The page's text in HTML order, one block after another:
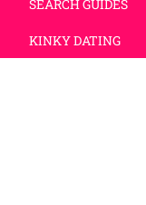
SEARCH GUIDES
KINKY DATING